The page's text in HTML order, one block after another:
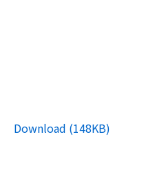
Download (148KB)